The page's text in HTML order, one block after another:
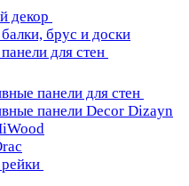
декор
брус и доски
для стен
панели для стен
панели Decor Dizayn